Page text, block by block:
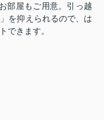
部屋もご用意。引っ越
を抑えられるので、は
できます。